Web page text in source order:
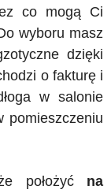
co mogą Ci
wyboru masz
dzięki
o fakturę i
w salonie
pomieszczeniu
położyć na